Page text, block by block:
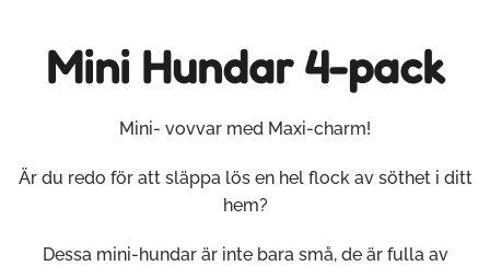
Mini Hundar 4-pack
Mini- vovvar med Maxi-charm!
Är du redo för att släppa lös en hel flock av söthet i ditt
hem?
Dessa mini-hundar är inte bara små, de är fulla av